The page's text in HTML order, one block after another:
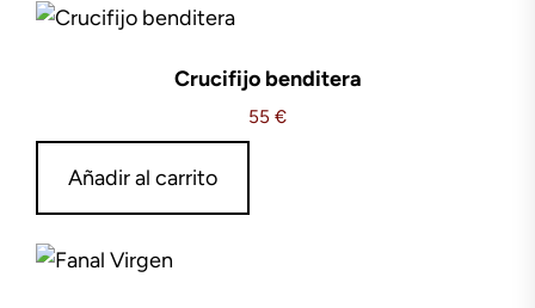
Crucifijo benditera
55 €
Añadir al carrito